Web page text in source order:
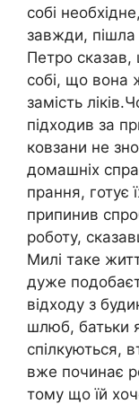
собі
завжди,
Петро
собі, що вона
замість
підходив за
ковзани не
домашніх
прання, готує
припинив
роботу,
Милі таке
дуже
відходу з
шлюб, батьки
спілкуються,
вже починає
тому що їй